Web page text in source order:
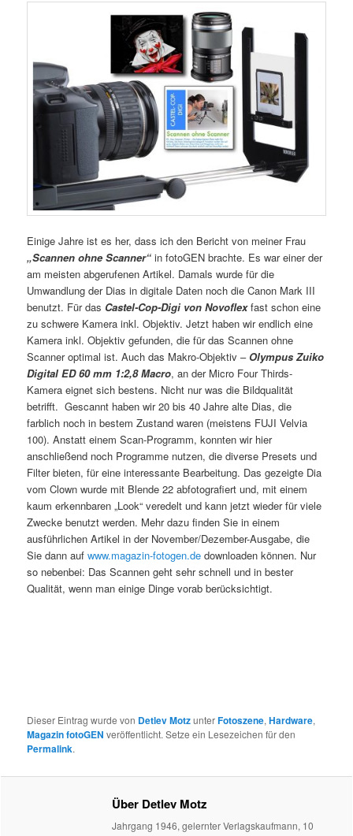
Einige Jahre ist es her, dass ich den Bericht von meiner Frau
„Scannen ohne Scanner“ in fotoGEN brachte. Es war einer der
am meisten abgerufenen Artikel. Damals wurde für die
Umwandlung der Dias in digitale Daten noch die Canon Mark III
benutzt. Für das Castel-Cop-Digi von Novoflexfast schon eine
zu schwere Kamera inkl. Objektiv. Jetzt haben wir endlich eine
Kamera inkl. Objektiv gefunden, die für das Scannen ohne
Scanner optimal ist. Auch das Makro-Objektiv – Olympus Zuiko
Digital ED 60 mm 1:2,8 Macro, an der Micro Four Thirds-
Kamera eignet sich bestens. Nicht nur was die Bildqualität
betrifft. Gescannt haben wir 20 bis 40 Jahre alte Dias, die
farblich noch in bestem Zustand waren (meistens FUJI Velvia
100). Anstatt einem Scan-Programm, konnten wir hier
anschließend noch Programme nutzen, die diverse Presets und
Filter bieten, für eine interessante Bearbeitung. Das gezeigte Dia
vom Clown wurde mit Blende 22 abfotografiert und, mit einem
kaum erkennbaren „Look“ veredelt und kann jetzt wieder für viele
Zwecke benutzt werden. Mehr dazu finden Sie in einem
ausführlichen Artikel in der November/Dezember-Ausgabe, die
Sie dann aufwww.magazin-fotogen.de downloaden können. Nur
so nebenbei: Das Scannen geht sehr schnell und in bester
Qualität, wenn man einige Dinge vorab berücksichtigt.
Dieser Eintrag wurde von Detlev MotzunterFotoszene,Hardware,
Magazin fotoGEN veröffentlicht. Setze ein Lesezeichen für den
Permalink.
Über Detlev Motz
Jahrgang 1946, gelernter Verlagskaufmann, 10